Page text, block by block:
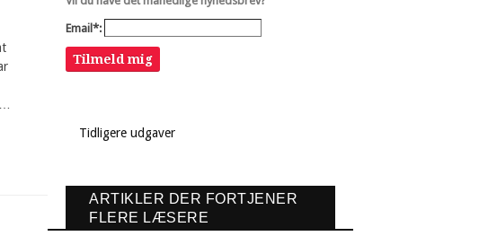
Email*:
Tilmeld mig
Tidligere udgaver
ARTIKLER DER FORTJENER
FLERE LÆSERE